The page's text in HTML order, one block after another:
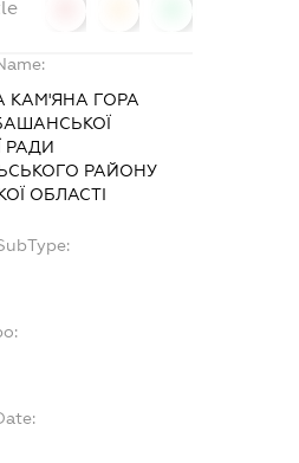
КАМ'ЯНА ГОРА
РАДИ
РАЙОНУ
ОБЛАСТІ